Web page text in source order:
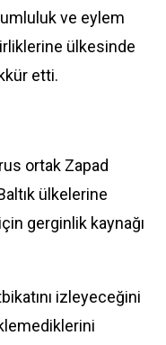
ve eylem
ülkesinde
etti.
ortak Zapad
ülkelerine
gerginlik kaynağı
izleyeceğini